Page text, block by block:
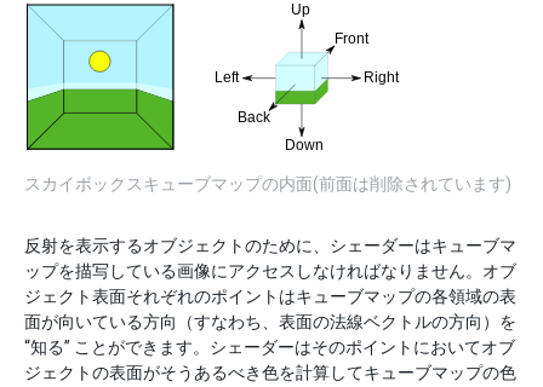
スカイボックスキューブマップの内面(前面は削除されています)
反射を表示するオブジェクトのために、シェーダーはキューブマ
ップを描写している画像にアクセスしなければなりません。オブ
ジェクト表面それぞれのポイントはキューブマップの各領域の表
面が向いている方向（すなわち、表面の法線ベクトルの方向）を
“知る” ことができます。シェーダーはそのポイントにおいてオブ
ジェクトの表面がそうあるべき色を計算してキューブマップの色